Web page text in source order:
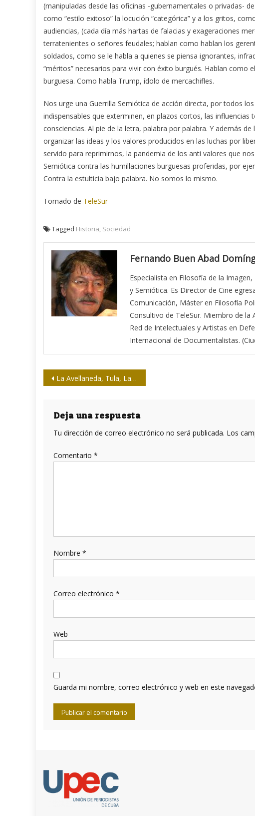
(manipuladas desde las oficinas -gubernamentales o privadas-
como “estilo exitoso” la locución “categórica” y a los gritos,
audiencias, (cada día más hartas de falacias y exageraciones
terratenientes o señores feudales; hablan como hablan los
soldados, como se le habla a quienes se piensa ignorantes,
“méritos” necesarios para vivir con éxito burgués. Hablan como
burguesa. Como habla Trump, ídolo de mercachifles.
Nos urge una Guerrilla Semiótica de acción directa, por todos
indispensables que exterminen, en plazos cortos, las
consciencias. Al pie de la letra, palabra por palabra. Y además
organizar las ideas y los valores producidos en las luchas por
servido para reprimirnos, la pandemia de los anti valores que
Semiótica contra las humillaciones burguesas proferidas, por
Contra la estulticia bajo palabra. No somos lo mismo.
Tomado de TeleSur
Tagged Historia Sociedad
Fernando Buen Abad
Especialista en Filosofía de la
y Semiótica. Es Director de Cine
Comunicación, Máster en Filosofía
Consultivo de TeleSur. Miembro de
Red de Intelectuales y Artistas en
Internacional de Documentalistas.
Navegación
entradas
La Avellaneda, Tula, La Peregrina: una y emblemática escritora
Deja una respuesta
Tu dirección de correo electrónico no será publicada. Los
Comentario *
Nombre *
Correo electrónico *
Web
Guarda mi nombre, correo electrónico y web en este